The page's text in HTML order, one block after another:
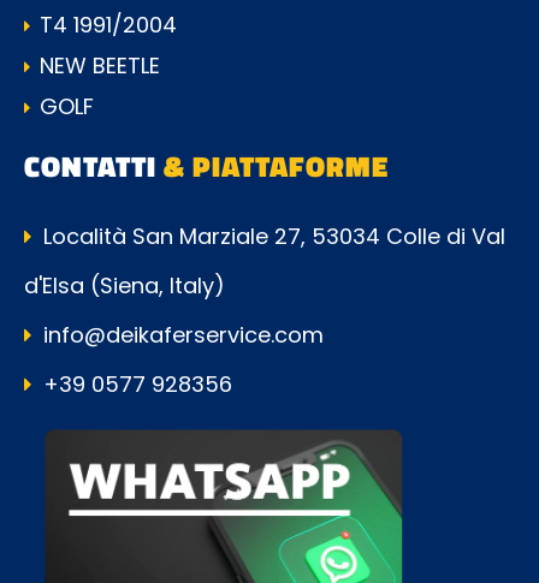
T4 1991/2004
NEW BEETLE
GOLF
CONTATTI& PIATTAFORME
Località San Marziale 27, 53034 Colle di Val
d'Elsa (Siena, Italy)
info@deikaferservice.com
+39 0577 928356